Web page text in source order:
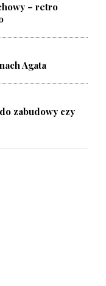
– retro
Agata
zabudowy czy